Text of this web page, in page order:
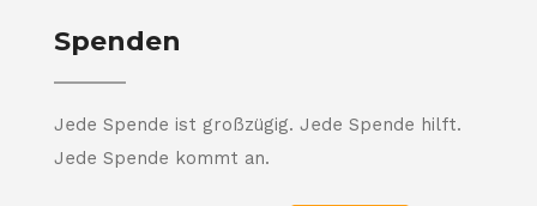
Spenden
Jede Spende ist großzügig. Jede Spende hilft.
Jede Spende kommt an.